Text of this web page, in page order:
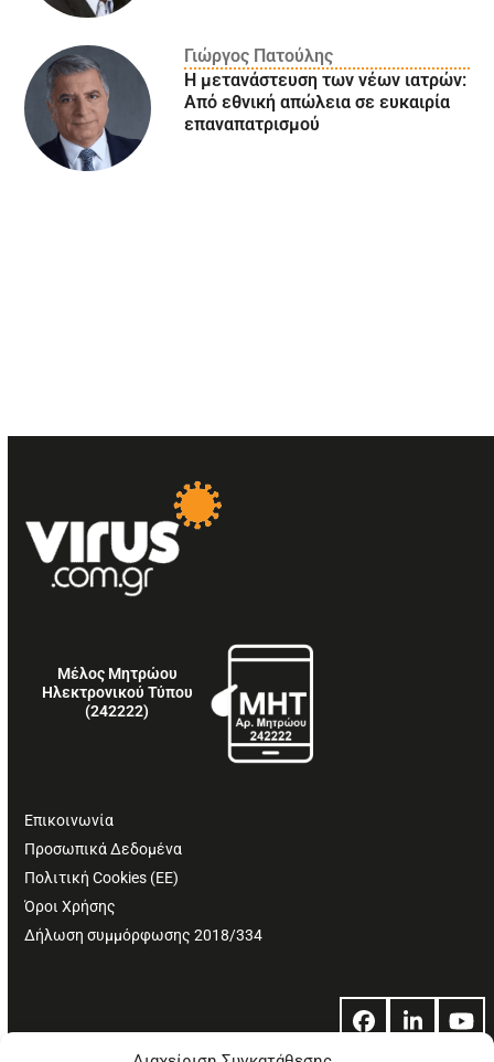
Γιώργος Πατούλης
Η μετανάστευση των νέων ιατρών:
Aπό εθνική απώλεια σε ευκαιρία
επαναπατρισμού
Μέλος Μητρώου
Ηλεκτρονικού Τύπου
(242222)
Επικοινωνία
Προσωπικά Δεδομένα
Πολιτική Cookies (ΕΕ)
Όροι Χρήσης
Δήλωση συμμόρφωσης 2018/334
Facebook
LinkedIn